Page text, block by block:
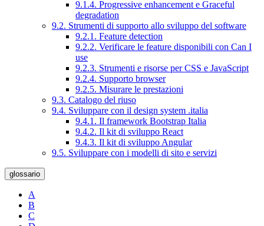
9.1.4. Progressive enhancement e Graceful
degradation
9.2. Strumenti di supporto allo sviluppo del software
9.2.1. Feature detection
9.2.2. Verificare le feature disponibili con Can I
use
9.2.3. Strumenti e risorse per CSS e JavaScript
9.2.4. Supporto browser
9.2.5. Misurare le prestazioni
9.3. Catalogo del riuso
9.4. Sviluppare con il design system .italia
9.4.1. Il framework Bootstrap Italia
9.4.2. Il kit di sviluppo React
9.4.3. Il kit di sviluppo Angular
9.5. Sviluppare con i modelli di sito e servizi
glossario
A
B
C